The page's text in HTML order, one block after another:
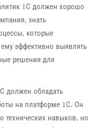
1С должен хорошо
знать
которые
эффективно выявлять
решения для
должен обладать
на платформе 1С. Он
технических навыков, но